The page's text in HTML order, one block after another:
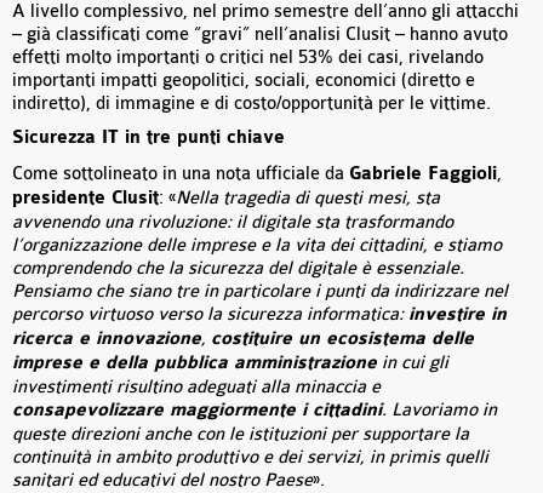
A livello complessivo, nel primo semestre dell’anno gli attacchi
– già classificati come “gravi” nell’analisi Clusit – hanno avuto
effetti molto importanti o critici nel 53% dei casi, rivelando
importanti impatti geopolitici, sociali, economici (diretto e
indiretto), di immagine e di costo/opportunità per le vittime.
Sicurezza IT in tre punti chiave
Come sottolineato in una nota ufficiale da Gabriele Faggioli,
presidente Clusit: «Nella tragedia di questi mesi, sta
avvenendo una rivoluzione: il digitale sta trasformando
l’organizzazione delle imprese e la vita dei cittadini, e stiamo
comprendendo che la sicurezza del digitale è essenziale.
Pensiamo che siano tre in particolare i punti da indirizzare nel
percorso virtuoso verso la sicurezza informatica: investire in
ricerca e innovazione, costituire un ecosistema delle
imprese e della pubblica amministrazione in cui gli
investimenti risultino adeguati alla minaccia e
consapevolizzare maggiormente i cittadini. Lavoriamo in
queste direzioni anche con le istituzioni per supportare la
continuità in ambito produttivo e dei servizi, in primis quelli
sanitari ed educativi del nostro Paese».